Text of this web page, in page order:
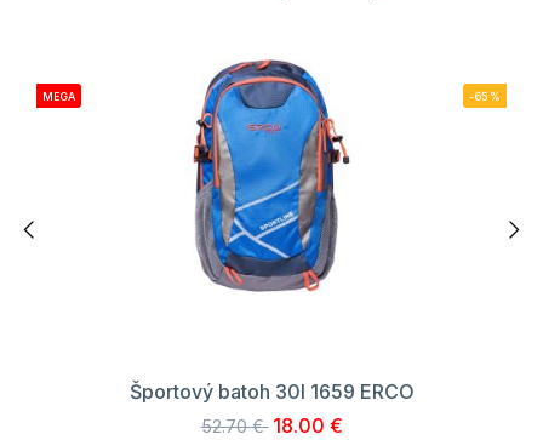
MEGA -65%
Športový batoh 30l 1659 ERCO
52.70 € 18.00 €